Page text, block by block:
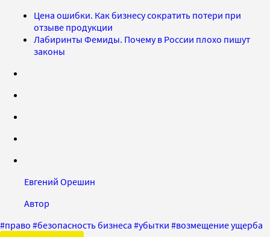
Цена ошибки. Как бизнесу сократить потери при
отзыве продукции
Лабиринты Фемиды. Почему в России плохо пишут
законы
Евгений Орешин
Автор
#право #безопасность бизнеса #убытки #возмещение ущерба